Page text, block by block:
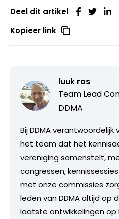
Deel dit artikel
Kopieer link
luuk ros
Team Lead
DDMA
Bij DDMA
het team dat het
vereniging samenstelt,
congressen,
met onze commissies
leden van DDMA altijd op
laatste ontwikkelingen